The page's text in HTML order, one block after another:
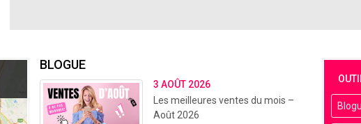
BLOGUE
3 AOÛT 2026
Les meilleures ventes du mois –
Août 2026